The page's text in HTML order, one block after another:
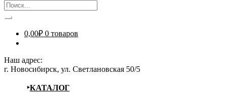
0,00₽ 0 товаров
Наш адрес:
г. Новосибирск, ул. Светлановская 50/5
КАТАЛОГ